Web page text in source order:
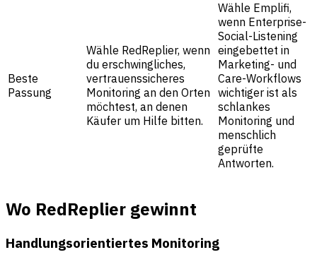
Beste
Passung
Wähle RedReplier, wenn
du erschwingliches,
vertrauenssicheres
Monitoring an den Orten
möchtest, an denen
Käufer um Hilfe bitten.
Wähle Emplifi,
wenn Enterprise-
Social-Listening
eingebettet in
Marketing- und
Care-Workflows
wichtiger ist als
schlankes
Monitoring und
menschlich
geprüfte
Antworten.
Wo RedReplier gewinnt
Handlungsorientiertes Monitoring